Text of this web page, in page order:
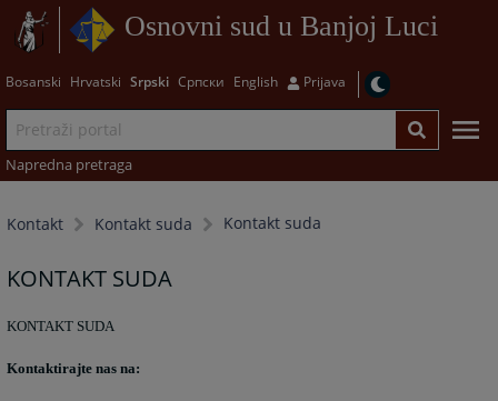
Osnovni sud u Banjoj Luci
Bosanski Hrvatski Srpski Српски English Prijava
Napredna pretraga
Kontakt Kontakt suda Kontakt suda
KONTAKT SUDA
KONTAKT SUDA
Kontaktirajte nas na: